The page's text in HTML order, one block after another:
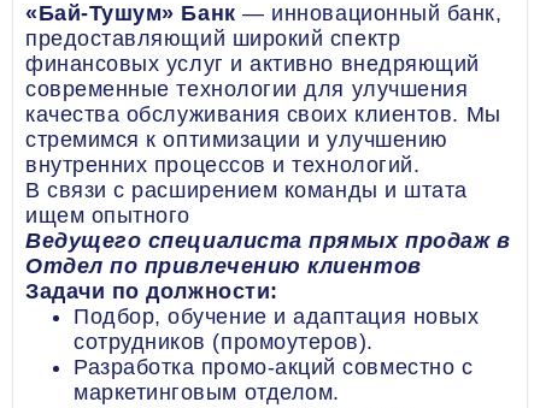
«Бай-Тушум» Банк — инновационный банк,
предоставляющий широкий спектр
финансовых услуг и активно внедряющий
современные технологии для улучшения
качества обслуживания своих клиентов. Мы
стремимся к оптимизации и улучшению
внутренних процессов и технологий.
В связи с расширением команды и штата
ищем опытного
Ведущего специалиста прямых продаж в
Отдел по привлечению клиентов
Задачи по должности:
Подбор, обучение и адаптация новых
сотрудников (промоутеров).
Разработка промо-акций совместно с
маркетинговым отделом.